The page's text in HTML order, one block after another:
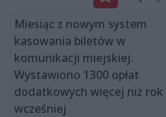
Miesiąc z nowym system
kasowania biletów w
komunikacji miejskiej.
Wystawiono 1300 opłat
dodatkowych więcej niż rok
wcześniej